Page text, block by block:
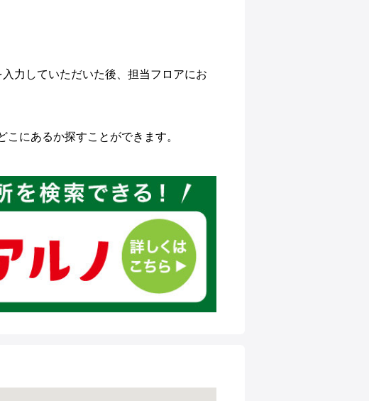
力していただいた後、担当フロアにお
にあるか探すことができます。